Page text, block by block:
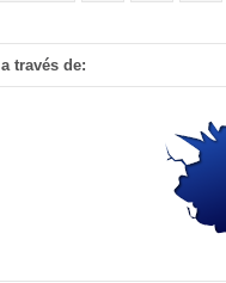
a través de: